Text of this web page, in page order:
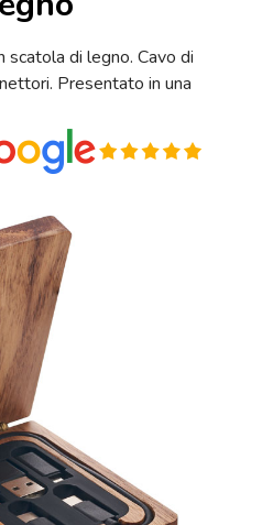
scatola di legno. Cavo di
Presentato in una